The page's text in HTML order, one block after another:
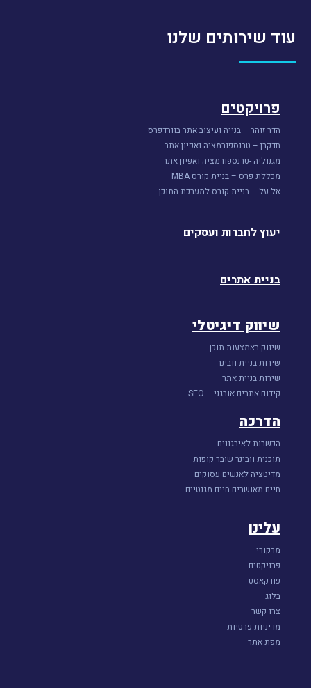
עוד שירותים שלנו
פרויקטים
הדר זוהר – בנייה ועיצוב אתר בוורדפרס
חדקרן – טרנספורמציה ואפיון אתר
מגנוליה -טרנספורמציה ואפיון אתר
מכללת פרס – בניית קורס MBA
אל על – בניית קורס למערכת התוכן
יעוץ לחברות ועסקים
בניית אתרים
שיווק דיגיטלי
שיווק באמצעות תוכן
שירות בניית וובינר
שירות בניית אתר
קידום אתרים אורגני – SEO
הדרכה
הכשרות לאירגונים
תוכנית וובינר שובר קופות
מדיטציה לאנשים עסוקים
חיים מאושרים-חיים מגנטיים
עלינו
מרקורי
פרויקטים
פודקאסט
בלוג
צרו קשר
מדיניות פרטיות
מפת אתר